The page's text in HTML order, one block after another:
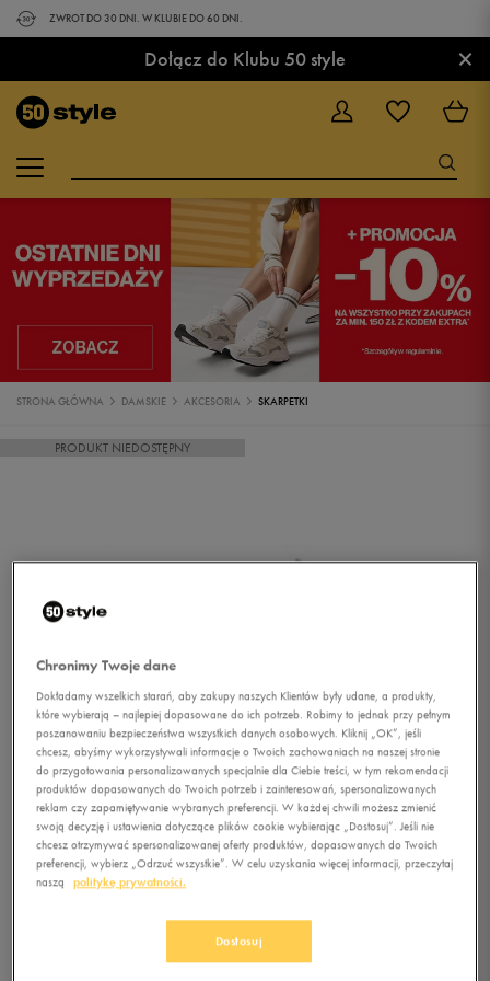
ZWROT DO 30 DNI. W KLUBIE DO 60 DNI.
Dołącz do Klubu 50 style ×
STRONA GŁÓWNA DAMSKIE AKCESORIA SKARPETKI
PRODUKT NIEDOSTĘPNY
LOTTO SKARPETY DAMSKIE
Chronimy Twoje dane
Dokładamy wszelkich starań, aby zakupy naszych Klientów były udane, a produkty,
które wybierają – najlepiej dopasowane do ich potrzeb. Robimy to jednak przy pełnym
poszanowaniu bezpieczeństwa wszystkich danych osobowych. Kliknij „OK”, jeśli
chcesz, abyśmy wykorzystywali informacje o Twoich zachowaniach na naszej stronie
do przygotowania personalizowanych specjalnie dla Ciebie treści, w tym rekomendacji
produktów dopasowanych do Twoich potrzeb i zainteresowań, spersonalizowanych
reklam czy zapamiętywanie wybranych preferencji. W każdej chwili możesz zmienić
swoją decyzję i ustawienia dotyczące plików cookie wybierając „Dostosuj”. Jeśli nie
chcesz otrzymywać spersonalizowanej oferty produktów, dopasowanych do Twoich
preferencji, wybierz „Odrzuć wszystkie”. W celu uzyskania więcej informacji, przeczytaj
naszą
politykę prywatności.
Dostosuj